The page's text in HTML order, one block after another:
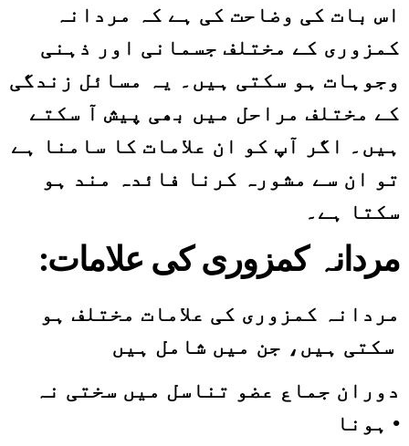
اس بات کی وضاحت کی ہے کہ مردانہ
کمزوری کے مختلف جسمانی اور ذہنی
وجوہات ہو سکتی ہیں۔ یہ مسائل زندگی
کے مختلف مراحل میں بھی پیش آ سکتے
ہیں۔ اگر آپ کو ان علامات کا سامنا ہے
تو ان سے مشورہ کرنا فائدہ مند ہو
سکتا ہے۔
:مردانہ کمزوری کی علامات
مردانہ کمزوری کی علامات مختلف ہو
•